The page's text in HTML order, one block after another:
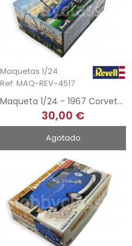
Maquetas 1/24
Ref: MAQ-REV-4517
Maqueta 1/24 - 1967 Corvette
30,00 €
Agotado